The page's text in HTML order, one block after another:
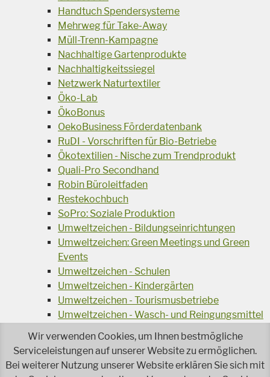
Handtuch Spendersysteme
Mehrweg für Take-Away
Müll-Trenn-Kampagne
Nachhaltige Gartenprodukte
Nachhaltigkeitssiegel
Netzwerk Naturtextiler
Öko-Lab
ÖkoBonus
OekoBusiness Förderdatenbank
RuDI - Vorschriften für Bio-Betriebe
Ökotextilien - Nische zum Trendprodukt
Quali-Pro Secondhand
Robin Büroleitfaden
Restekochbuch
SoPro: Soziale Produktion
Umweltzeichen - Bildungseinrichtungen
Umweltzeichen: Green Meetings und Green
Events
Umweltzeichen - Schulen
Umweltzeichen - Kindergärten
Umweltzeichen - Tourismusbetriebe
Umweltzeichen - Wasch- und Reingungsmittel
Veranstaltungsreihe Ressourcen-Effizienz
Wiederverwendung von Elektroaltgeräten
Wasser - das Businessgetränk
Wohnprojekt Parcours
Wir verwenden Cookies, um Ihnen bestmögliche
Serviceleistungen auf unserer Website zu ermöglichen.
Bei weiterer Nutzung unserer Website erklären Sie sich mit